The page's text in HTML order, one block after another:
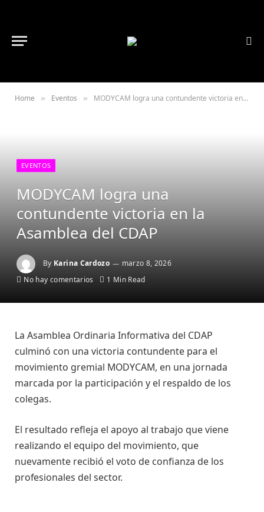
Home » Eventos » MODYCAM logra una contundente victoria en la Asamblea del CDAP
EVENTOS
MODYCAM logra una
contundente victoria en la
Asamblea del CDAP
By Karina Cardozo
marzo 8, 2026
No hay comentarios
1 Min Read
La Asamblea Ordinaria Informativa del CDAP
culminó con una victoria contundente para el
movimiento gremial MODYCAM, en una jornada
marcada por la participación y el respaldo de los
colegas.
El resultado refleja el apoyo al trabajo que viene
realizando el equipo del movimiento, que
nuevamente recibió el voto de confianza de los
profesionales del sector.